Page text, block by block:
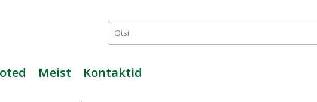
Meist Kontaktid